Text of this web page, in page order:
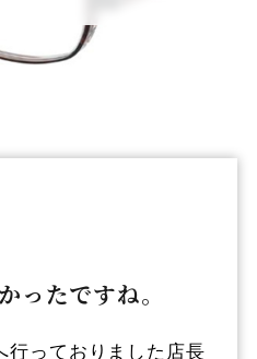
ったですね。
行っておりました店長